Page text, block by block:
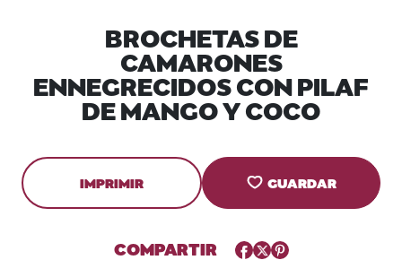
BROCHETAS DE
CAMARONES
ENNEGRECIDOS CON PILAF
DE MANGO Y COCO
IMPRIMIR GUARDAR
COMPARTIR Facebook
TwitterPinterest